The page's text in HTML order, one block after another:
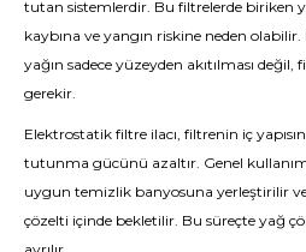
tutan sistemlerdir. Bu filtrelerde biriken
kaybına ve yangın riskine neden olabilir.
yağın sadece yüzeyden akıtılması değil,
gerekir.
Elektrostatik filtre ilacı, filtrenin iç
tutunma gücünü azaltır. Genel
uygun temizlik banyosuna yerleştirilir
çözelti içinde bekletilir. Bu süreçte yağ